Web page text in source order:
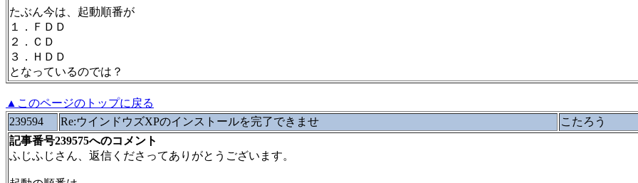
たぶん今は、起動順番が
１．ＦＤＤ
２．ＣＤ
３．ＨＤＤ
となっているのでは？
▲このページのトップに戻る
239594
Re:ウインドウズXPのインストールを完了できませ こたろう
記事番号239575へのコメント
ふじふじさん、返信くださってありがとうございます。